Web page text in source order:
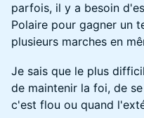
parfois, il y a besoin
Polaire pour gagner un
plusieurs marches en
Je sais que le plus
de maintenir la foi, de
c'est flou ou quand